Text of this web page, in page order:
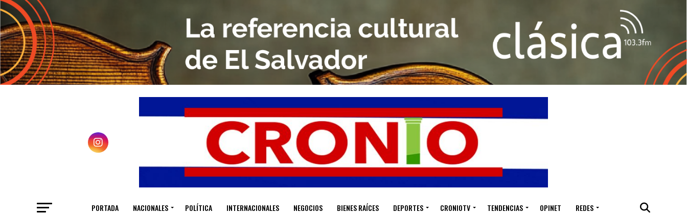
PORTADA NACIONALES POLÍTICA INTERNACIONALES NEGOCIOS BIENES RAÍCES DEPORTES CRONIOTV TENDENCIAS OPINET REDES